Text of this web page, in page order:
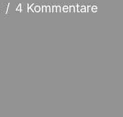
4 Kommentare